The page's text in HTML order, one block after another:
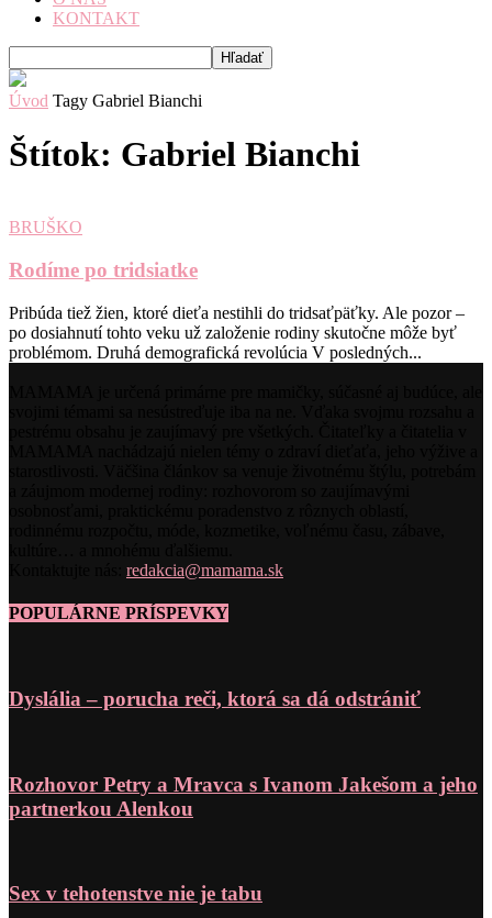
KONTAKT
Úvod Tagy Gabriel Bianchi
Štítok: Gabriel Bianchi
BRUŠKO
Rodíme po tridsiatke
Pribúda tiež žien, ktoré dieťa nestihli do tridsaťpäťky. Ale pozor –
po dosiahnutí tohto veku už založenie rodiny skutočne môže byť
problémom. Druhá demografická revolúcia V posledných...
redakcia@mamama.sk
POPULÁRNE PRÍSPEVKY
Dyslália – porucha reči, ktorá sa dá odstrániť
Rozhovor Petry a Mravca s Ivanom Jakešom a jeho
partnerkou Alenkou
Sex v tehotenstve nie je tabu